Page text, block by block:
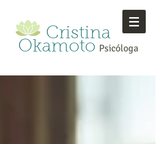
Cristina
Okamoto Psicóloga